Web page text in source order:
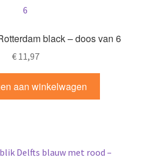
black – doos van 6
€11,97
aan winkelwagen